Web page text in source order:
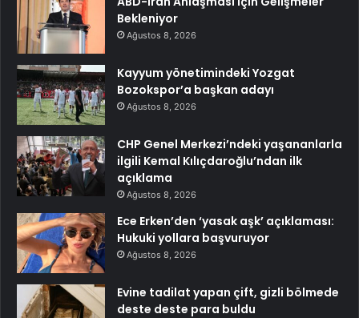
Bekleniyor
Ağustos 8, 2026
Kayyum yönetimindeki Yozgat
Bozokspor’a başkan adayı
Ağustos 8, 2026
CHP Genel Merkezi’ndeki yaşananlarla
ilgili Kemal Kılıçdaroğlu’ndan ilk
açıklama
Ağustos 8, 2026
Ece Erken’den ‘yasak aşk’ açıklaması:
Hukuki yollara başvuruyor
Ağustos 8, 2026
Evine tadilat yapan çift, gizli bölmede
deste deste para buldu